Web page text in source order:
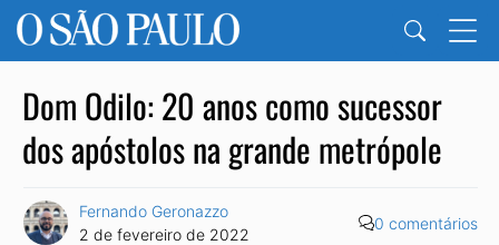
Dom Odilo: 20 anos como sucessor
dos apóstolos na grande metrópole
Fernando Geronazzo
2 de fevereiro de 2022
0 comentários